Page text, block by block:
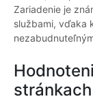
Zariadenie je
službami, vďaka
stránkach